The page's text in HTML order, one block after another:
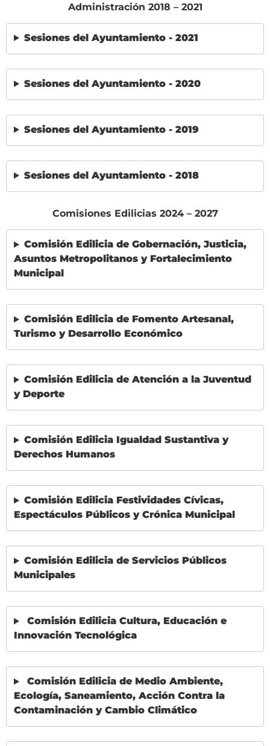
Administración 2018 – 2021
Sesiones del Ayuntamiento - 2021
Sesiones del Ayuntamiento - 2020
Sesiones del Ayuntamiento - 2019
Sesiones del Ayuntamiento - 2018
Comisiones Edilicias 2024 – 2027
Comisión Edilicia de Gobernación, Justicia,
Asuntos Metropolitanos y Fortalecimiento
Municipal
Comisión Edilicia de Fomento Artesanal,
Turismo y Desarrollo Económico
Comisión Edilicia de Atención a la Juventud
y Deporte
Comisión Edilicia Igualdad Sustantiva y
Derechos Humanos
Comisión Edilicia Festividades Cívicas,
Espectáculos Públicos y Crónica Municipal
Comisión Edilicia de Servicios Públicos
Municipales
Comisión Edilicia Cultura, Educación e
Innovación Tecnológica
Comisión Edilicia de Medio Ambiente,
Ecología, Saneamiento, Acción Contra la
Contaminación y Cambio Climático